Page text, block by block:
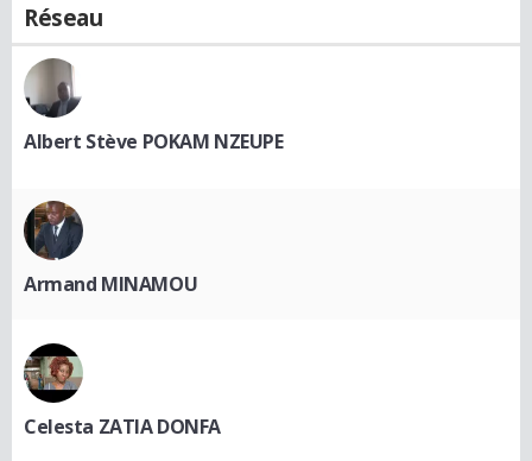
Réseau
Albert Stève POKAM NZEUPE
Armand MINAMOU
Celesta ZATIA DONFA